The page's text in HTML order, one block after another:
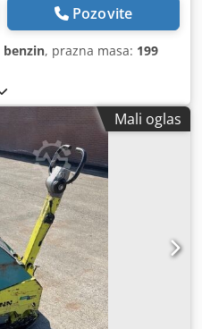
Pozovite
benzin, prazna masa: 199
Mali oglas